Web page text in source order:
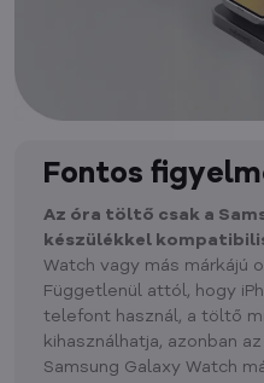
Fontos
Az óra töltő csak a
készülékkel
Watch vagy más márkájú
Függetlenül attól, hogy
telefont használ, a töltő
kihasználhatja, azonban
Samsung Galaxy Watch